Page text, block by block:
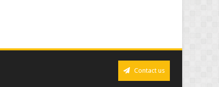
Contact us